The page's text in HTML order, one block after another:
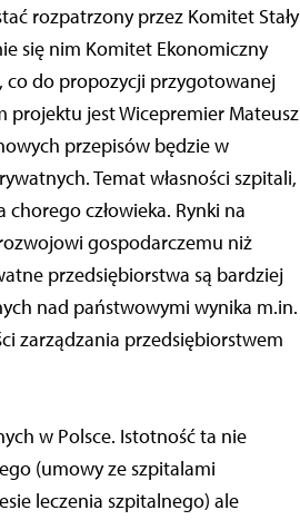
rozpatrzony przez Komitet Stały
się nim Komitet Ekonomiczny
co do propozycji przygotowanej
projektu jest Wicepremier Mateusz
przepisów będzie w
Temat własności szpitali,
człowieka. Rynki na
gospodarczemu niż
przedsiębiorstwa są bardziej
nad państwowymi wynika m.in.
zarządzania przedsiębiorstwem
w Polsce. Istotność ta nie
(umowy ze szpitalami
leczenia szpitalnego) ale